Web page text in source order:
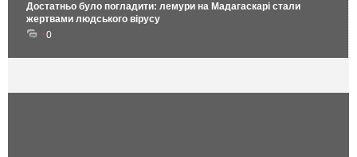
Достатньо було погладити: лемури на Мадагаскарі стали
жертвами людського вірусу
0